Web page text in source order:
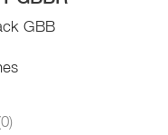
GBB
(0)